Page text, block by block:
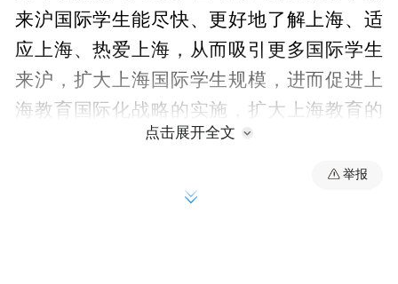
来沪国际学生能尽快、更好地了解上海、适
应上海、热爱上海，从而吸引更多国际学生
来沪，扩大上海国际学生规模，进而促进上
海教育国际化战略的实施，扩大上海教育的
国际影响力。当日授牌的包括设立在上海对
外经贸大学古北校区的1个区域级国际学生服
务中心“上海国际学生服务中心（古北）”和4
点击展开全文
举报